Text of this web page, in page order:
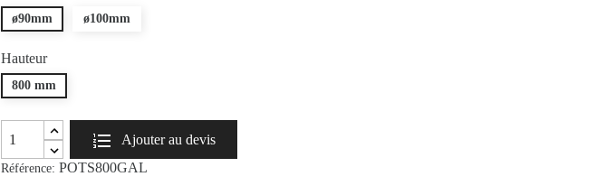
ø90mm ø100mm
Hauteur
800 mm
Ajouter au devis
Référence: POTS800GAL